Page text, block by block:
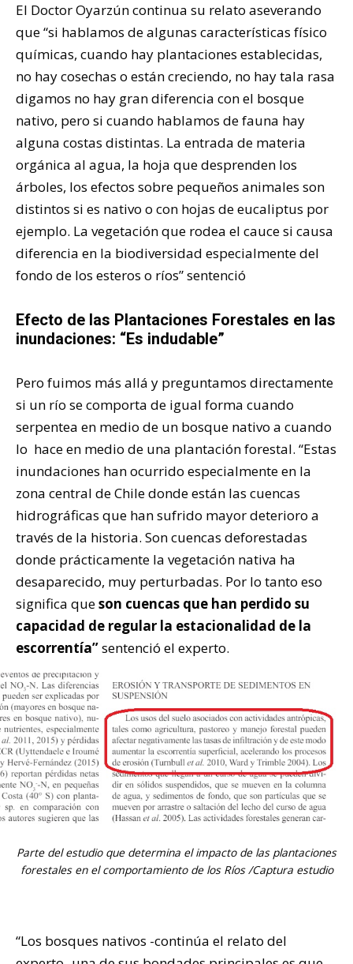
El Doctor Oyarzún continua su relato aseverando
que “si hablamos de algunas características físico
químicas, cuando hay plantaciones establecidas,
no hay cosechas o están creciendo, no hay tala rasa
digamos no hay gran diferencia con el bosque
nativo, pero si cuando hablamos de fauna hay
alguna costas distintas. La entrada de materia
orgánica al agua, la hoja que desprenden los
árboles, los efectos sobre pequeños animales son
distintos si es nativo o con hojas de eucaliptus por
ejemplo. La vegetación que rodea el cauce si causa
diferencia en la biodiversidad especialmente del
fondo de los esteros o ríos” sentenció
Efecto de las Plantaciones Forestales en las
inundaciones: “Es indudable”
Pero fuimos más allá y preguntamos directamente
si un río se comporta de igual forma cuando
serpentea en medio de un bosque nativo a cuando
lo hace en medio de una plantación forestal. “Estas
inundaciones han ocurrido especialmente en la
zona central de Chile donde están las cuencas
hidrográficas que han sufrido mayor deterioro a
través de la historia. Son cuencas deforestadas
donde prácticamente la vegetación nativa ha
desaparecido, muy perturbadas. Por lo tanto eso
significa queson cuencas que han perdido su
capacidad de regular la estacionalidad de la
escorrentía”sentenció el experto.
Parte del estudio que determina el impacto de las plantaciones
forestales en el comportamiento de los Ríos /Captura estudio
“Los bosques nativos -continúa el relato del